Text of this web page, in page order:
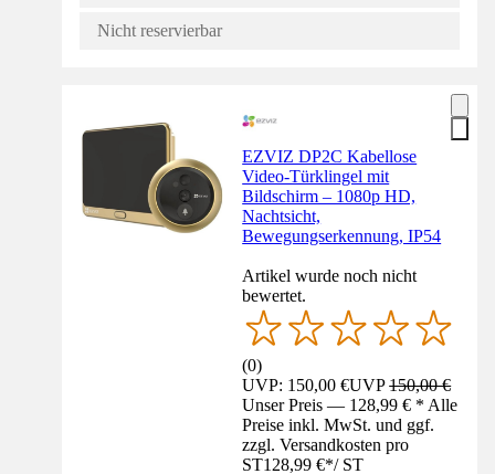
Nicht reservierbar
EZVIZ DP2C Kabellose
Video-Türklingel mit
Bildschirm – 1080p HD,
Nachtsicht,
Bewegungserkennung, IP54
Artikel wurde noch nicht
bewertet.
(0)
UVP: 150,00 €UVP150,00 €
Unser Preis — 128,99 € * Alle
Preise inkl. MwSt. und ggf.
zzgl. Versandkosten pro
ST128,99 €*/ ST